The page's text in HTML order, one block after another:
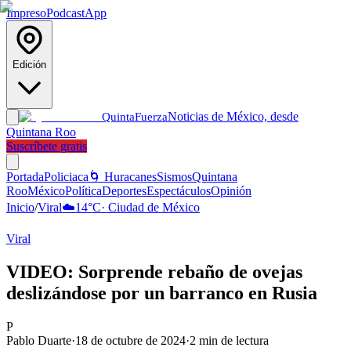
ImpresoPodcastApp
Edición
QuintaFuerzaNoticias de México, desde
Quintana Roo
Suscríbete gratis
PortadaPoliciaca 🌀 HuracanesSismosQuintana
RooMéxicoPolíticaDeportesEspectáculosOpinión
Inicio/Viral☁️14°C· Ciudad de México
Viral
VIDEO: Sorprende rebaño de ovejas
deslizándose por un barranco en Rusia
P
Pablo Duarte·18 de octubre de 2024·2 min de lectura